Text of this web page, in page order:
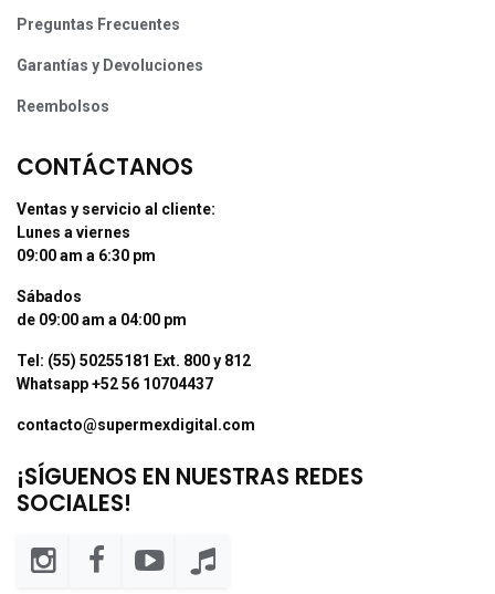
Preguntas Frecuentes
Garantías y Devoluciones
Reembolsos
CONTÁCTANOS
Ventas y servicio al cliente:
Lunes a viernes
09:00 am a 6:30 pm
Sábados
de 09:00 am a 04:00 pm
Tel: (55) 50255181 Ext. 800 y 812
Whatsapp +52 56 10704437
contacto@supermexdigital.com
¡SÍGUENOS EN NUESTRAS REDES
SOCIALES!